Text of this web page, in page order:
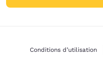
Conditions d’utilisation